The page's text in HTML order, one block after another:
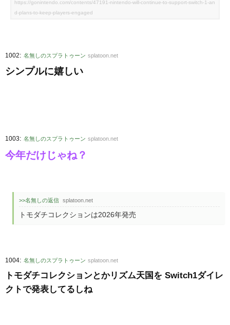
https://gonintendo.com/contents/47191-nintendo-will-continue-to-support-switch-1-an
d-plans-to-keep-players-engaged
1002: 名無しのスプラトゥーン splatoon.net
シンプルに嬉しい
1003: 名無しのスプラトゥーン splatoon.net
今年だけじゃね？
>>名無しの返信 splatoon.net
トモダチコレクションは2026年発売
1004: 名無しのスプラトゥーン splatoon.net
トモダチコレクションとかリズム天国を Switch1ダイレ
クトで発表してるしね